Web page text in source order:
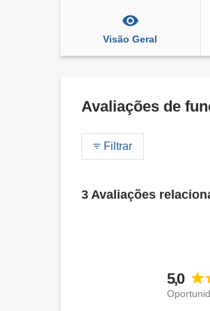
Visão Geral
Avaliações de
Filtrar
3 Avaliações
5,0